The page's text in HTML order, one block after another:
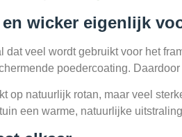
wicker eigenlijk
veel wordt gebruikt voor het
poedercoating.
op natuurlijk rotan, maar veel
een warme, natuurlijke